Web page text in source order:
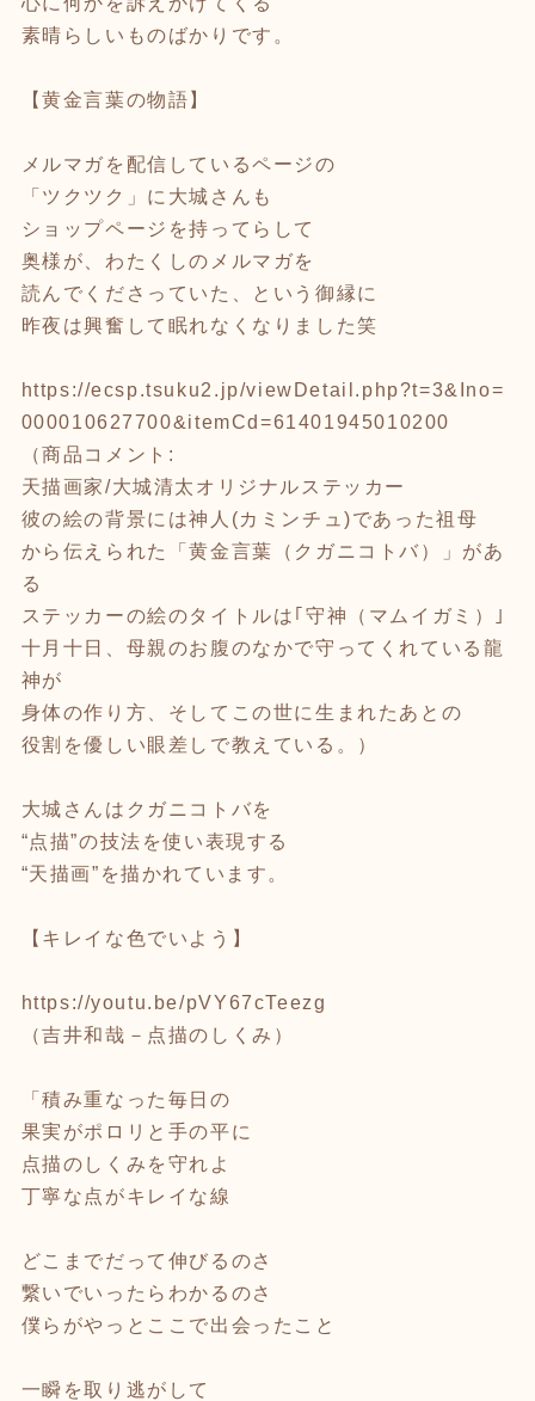
素晴らしいものばかりです。
【黄金言葉の物語】
メルマガを配信しているページの
「ツクツク」に大城さんも
ショップページを持ってらして
奥様が、わたくしのメルマガを
読んでくださっていた、という御縁に
昨夜は興奮して眠れなくなりました笑
https://ecsp.tsuku2.jp/viewDetail.php?t=3&Ino=
000010627700&itemCd=61401945010200
（商品コメント:
天描画家/大城清太オリジナルステッカー
彼の絵の背景には神人(カミンチュ)であった祖母
から伝えられた「黄金言葉（クガニコトバ）」があ
る
ステッカーの絵のタイトルは｢守神（マムイガミ）｣
十月十日、母親のお腹のなかで守ってくれている龍
神が
身体の作り方、そしてこの世に生まれたあとの
役割を優しい眼差しで教えている。）
大城さんはクガニコトバを
“点描”の技法を使い表現する
“天描画”を描かれています。
【キレイな色でいよう】
https://youtu.be/pVY67cTeezg
（吉井和哉－点描のしくみ）
「積み重なった毎日の
果実がポロリと手の平に
点描のしくみを守れよ
丁寧な点がキレイな線
どこまでだって伸びるのさ
繋いでいったらわかるのさ
僕らがやっとここで出会ったこと
一瞬を取り逃がして